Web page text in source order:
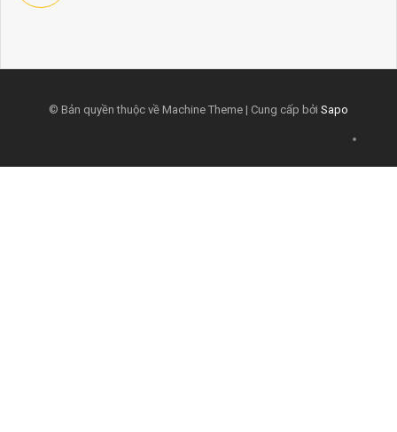
© Bản quyền thuộc về Machine Theme | Cung cấp bởi Sapo